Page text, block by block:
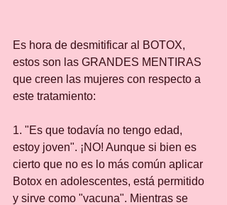
Es hora de desmitificar al BOTOX,
estos son las GRANDES MENTIRAS
que creen las mujeres con respecto a
este tratamiento:
1. "Es que todavía no tengo edad,
estoy joven". ¡NO! Aunque si bien es
cierto que no es lo más común aplicar
Botox en adolescentes, está permitido
y sirve como "vacuna". Mientras se